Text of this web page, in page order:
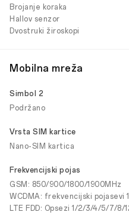
Brojanje koraka
Hallov senzor
Dvostruki žiroskopi
Mobilna mreža
Simbol 2
Podržano
Vrsta SIM kartice
Nano-SIM kartica
Frekvencijski pojas
GSM: 850/900/1800/1900MHz
WCDMA: frekvencijski pojasevi
LTE FDD: Opsezi 1/2/3/4/5/7/8/